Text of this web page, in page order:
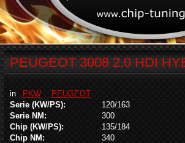
PEUGEOT 3008 2.0 HDI
in PKW
PEUGEOT
Serie (KW/PS):
120/163
Serie NM:
300
Chip (KW/PS):
135/184
Chip NM:
340